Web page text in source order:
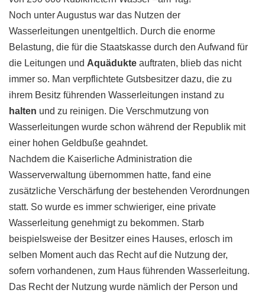
Noch unter Augustus war das Nutzen der
Wasserleitungen unentgeltlich. Durch die enorme
Belastung, die für die Staatskasse durch den Aufwand für
die Leitungen und Aquädukte auftraten, blieb das nicht
immer so. Man verpflichtete Gutsbesitzer dazu, die zu
ihrem Besitz führenden Wasserleitungen instand zu
halten und zu reinigen. Die Verschmutzung von
Wasserleitungen wurde schon während der Republik mit
einer hohen Geldbuße geahndet.
Nachdem die Kaiserliche Administration die
Wasserverwaltung übernommen hatte, fand eine
zusätzliche Verschärfung der bestehenden Verordnungen
statt. So wurde es immer schwieriger, eine private
Wasserleitung genehmigt zu bekommen. Starb
beispielsweise der Besitzer eines Hauses, erlosch im
selben Moment auch das Recht auf die Nutzung der,
sofern vorhandenen, zum Haus führenden Wasserleitung.
Das Recht der Nutzung wurde nämlich der Person und